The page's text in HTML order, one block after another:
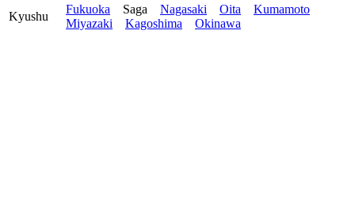
Kyushu
Fukuoka Saga Nagasaki Oita
Kumamoto
Miyazaki
Kagoshima Okinawa